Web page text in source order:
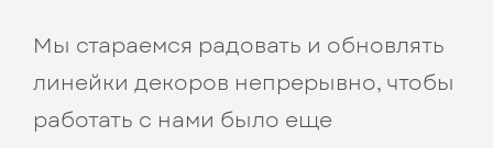
Мы стараемся радовать и обновлять
линейки декоров непрерывно, чтобы
работать с нами было еще